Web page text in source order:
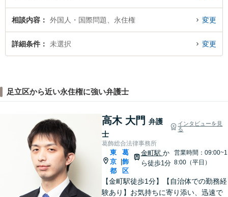
相談内容 外国人・国際問題、永住権 変更
詳細条件 未選択 変更
足立区から近い永住権に強い弁護士
高木 大門 弁護
士
インタビューを見
る
葛飾総合法律事務所
東
京
都
葛
飾
区
金町駅 か
ら徒歩1分
営業時間：09:00~1
8:00（平日）
【金町駅徒歩1分】【自治体での勤務経
験あり】お気持ちに寄り添い、迅速で